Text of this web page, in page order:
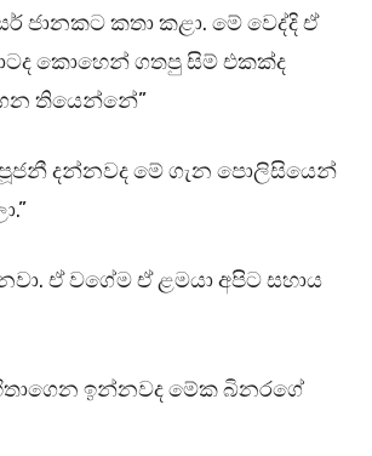
ජානකට කතා කළා. මේ වෙද්දි ඒ
කොහෙන් ගතපු සිම් එකක්ද
තියෙන්නේ”
දන්නවද මේ ගැන පොලිසියෙන්
ඒ වගේම ඒ ළමයා අපිට සහාය
ඉන්නවද මේක බිනරගේ